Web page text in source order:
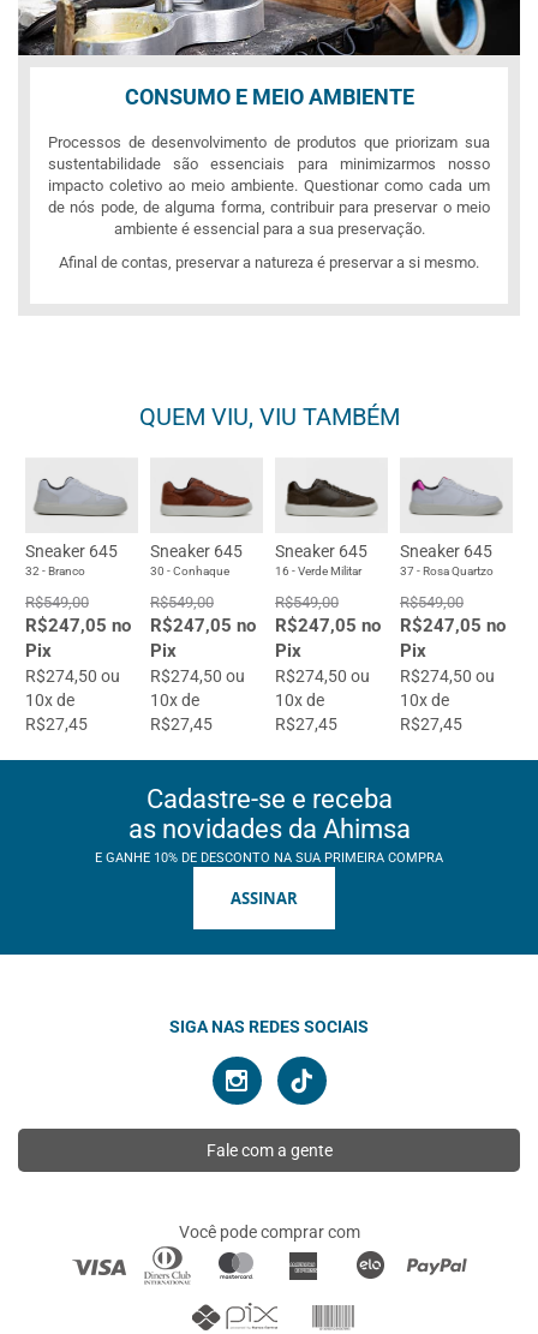
CONSUMO E MEIO AMBIENTE
Processos de desenvolvimento de produtos que priorizam sua
sustentabilidade são essenciais para minimizarmos nosso
impacto coletivo ao meio ambiente. Questionar como cada um
de nós pode, de alguma forma, contribuir para preservar o meio
ambiente é essencial para a sua preservação.
Afinal de contas, preservar a natureza é preservar a si mesmo.
QUEM VIU, VIU TAMBÉM
Sneaker 645
32 - Branco
R$549,00
R$247,05 no
Pix
R$274,50 ou
10x de
R$27,45
Sneaker 645
30 - Conhaque
R$549,00
R$247,05 no
Pix
R$274,50 ou
10x de
R$27,45
Sneaker 645
16 - Verde Militar
R$549,00
R$247,05 no
Pix
R$274,50 ou
10x de
R$27,45
Sneaker 645
37 - Rosa Quartzo
R$549,00
R$247,05 no
Pix
R$274,50 ou
10x de
R$27,45
Cadastre-se e receba
as novidades da Ahimsa
E GANHE 10% DE DESCONTO NA SUA PRIMEIRA COMPRA
ASSINAR
SIGA NAS REDES SOCIAIS
Fale com a gente
Você pode comprar com